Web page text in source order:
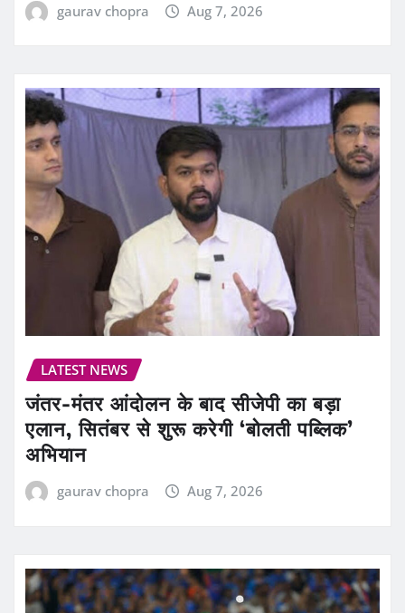
gaurav chopra Aug 7, 2026
LATEST NEWS
जंतर-मंतर आंदोलन के बाद सीजेपी का बड़ा
एलान, सितंबर से शुरू करेगी ‘बोलती पब्लिक’
अभियान
gaurav chopra Aug 7, 2026